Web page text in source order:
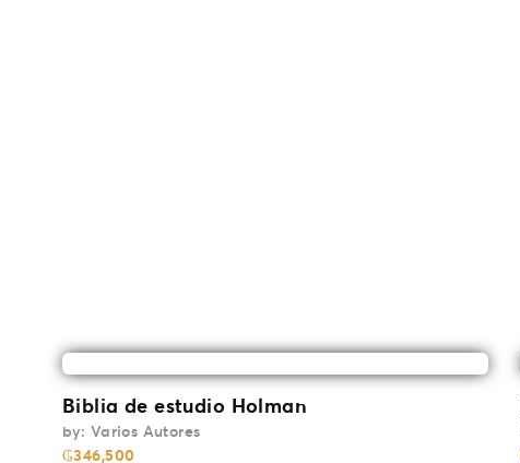
Biblia de estudio Holman
by: Varios Autores
₲346,500